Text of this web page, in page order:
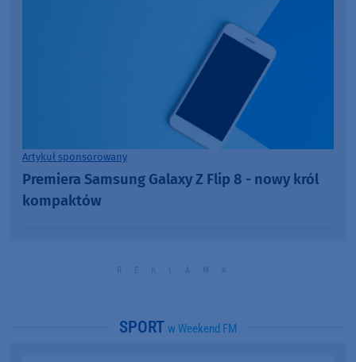
Artykuł sponsorowany
Premiera Samsung Galaxy Z Flip 8 - nowy król
kompaktów
SPORT w Weekend FM